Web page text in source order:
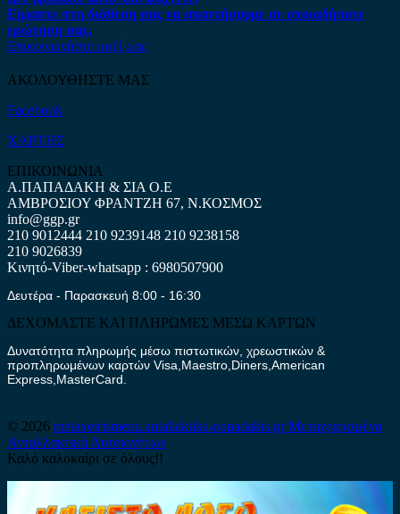
Είμαστε στη διάθεση σας να απαντήσουμε σε οποιαδήποτε
ερώτηση σας.
Επικοινωνήστε μαζί μας
ΑΚΟΛΟΥΘΗΣΤΕ ΜΑΣ
Facebook
ΧΑΡΤΗΣ
ΕΠΙΚΟΙΝΩΝΙΑ
Α.ΠΑΠΑΔΑΚΗ & ΣΙΑ Ο.Ε
ΑΜΒΡΟΣΙΟΥ ΦΡΑΝΤΖΗ 67, Ν.ΚΟΣΜΟΣ
info@ggp.gr
210 9012444 210 9239148 210 9238158
210 9026839
Κινητό-Viber-whatsapp : 6980507900
Δευτέρα - Παρασκευή 8:00 - 16:30
ΔΕΧΟΜΑΣΤΕ ΚΑΙ ΠΛΗΡΩΜΕΣ ΜΕΣΩ ΚΑΡΤΩΝ
Δυνατότητα πληρωμής μέσω πιστωτικών, χρεωστικών &
προπληρωμένων καρτών Visa,Maestro,Diners,American
Express,MasterCard.
© 2026 metaxeirismena.antallaktika-papadakis.grΜεταχειρισμένα
Ανταλλακτικά Αυτοκινήτων
Καλό καλοκαίρι σε όλους!!